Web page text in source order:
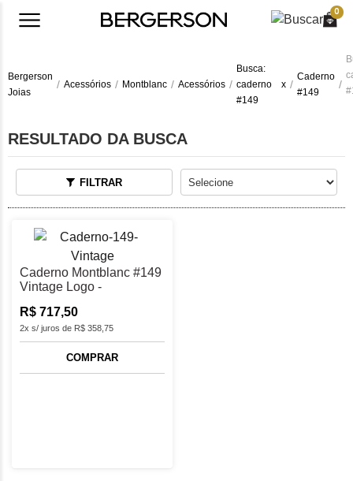
0
Bergerson
Joias
Acessórios Montblanc Acessórios
Busca:
caderno
#149
x
Caderno
#149
RESULTADO DA BUSCA
FILTRAR
Caderno Montblanc #149
Vintage Logo -
2x s/ juros de R$ 358,75
R$ 717,50
COMPRAR